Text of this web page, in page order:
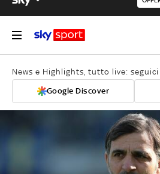
News e Highlights, tutto live: seguici
Google Discover